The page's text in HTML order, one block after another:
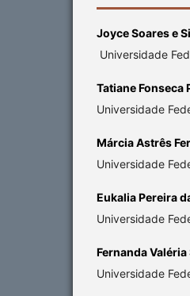
Joyce Soares e
Universidade
Tatiane Fonseca
Universidade
Márcia Astrês
Universidade
Eukalia Pereira
Universidade
Fernanda
Universidade